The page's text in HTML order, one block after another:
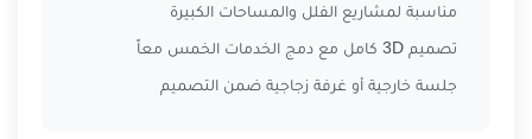
مناسبة لمشاريع الفلل والمساحات الكبيرة
تصميم 3D كامل مع دمج الخدمات الخمس معاً
جلسة خارجية أو غرفة زجاجية ضمن التصميم